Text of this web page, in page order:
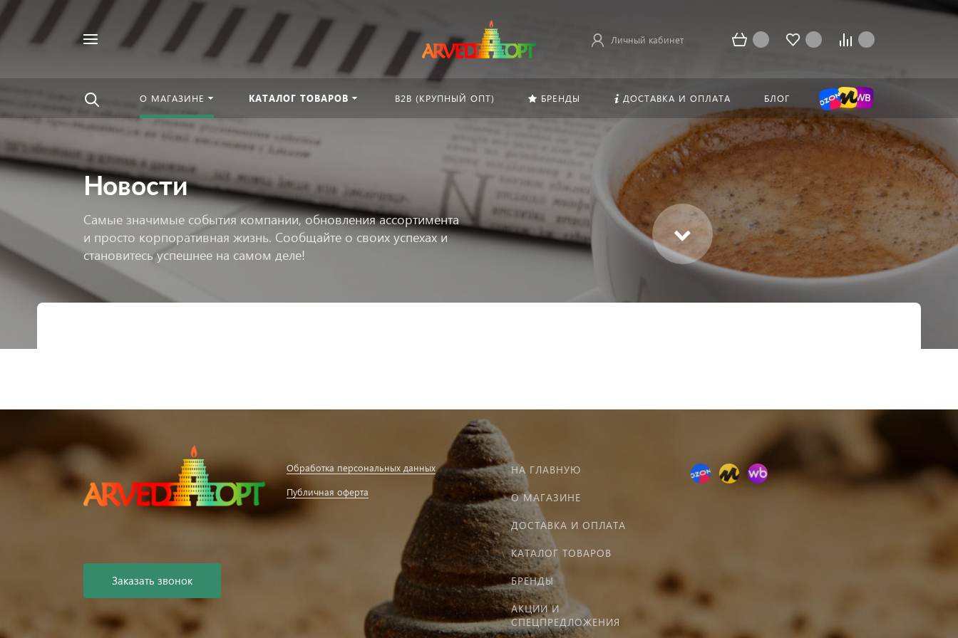
Например,
Личный кабинет
О МАГАЗИНЕ КАТАЛОГ ТОВАРОВ B2B (КРУПНЫЙ ОПТ) БРЕНДЫ ДОСТАВКА И ОПЛАТА БЛОГ
Новости
Самые значимые события компании, обновления ассортимента
и просто корпоративная жизнь. Сообщайте о своих успехах и
становитесь успешнее на самом деле!
Заказать звонок
Обработка персональных данных
Публичная оферта
НА ГЛАВНУЮ
О МАГАЗИНЕ
ДОСТАВКА И ОПЛАТА
КАТАЛОГ ТОВАРОВ
БРЕНДЫ
АКЦИИ И
СПЕЦПРЕДЛОЖЕНИЯ